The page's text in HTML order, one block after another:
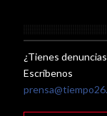
¿Tienes
Escríbenos